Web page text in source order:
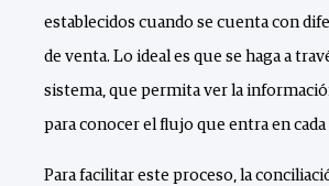
establecidos cuando se cuenta con
de venta. Lo ideal es que se haga a
sistema, que permita ver la
para conocer el flujo que entra en
Para facilitar este proceso, la